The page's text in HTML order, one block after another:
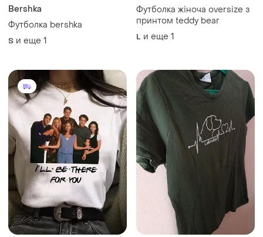
Bershka
Футболка bershka
S и еще 1
Футболка жіноча oversize з
принтом teddy bear
L и еще 1